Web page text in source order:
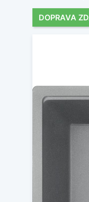
DOPRAVA